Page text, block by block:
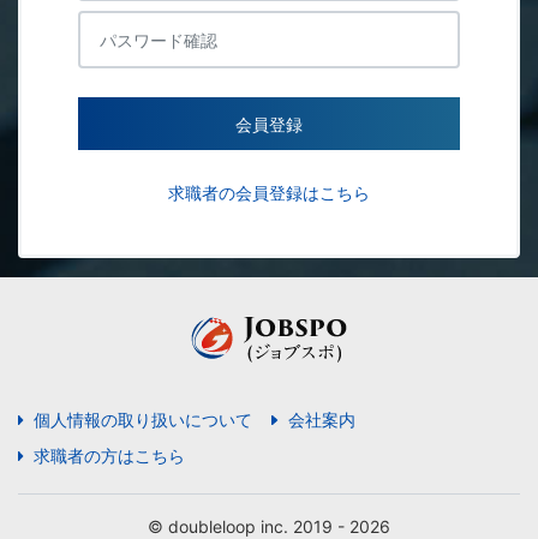
会員登録
求職者の会員登録はこちら
個人情報の取り扱いについて
会社案内
求職者の方はこちら
© doubleloop inc. 2019 - 2026